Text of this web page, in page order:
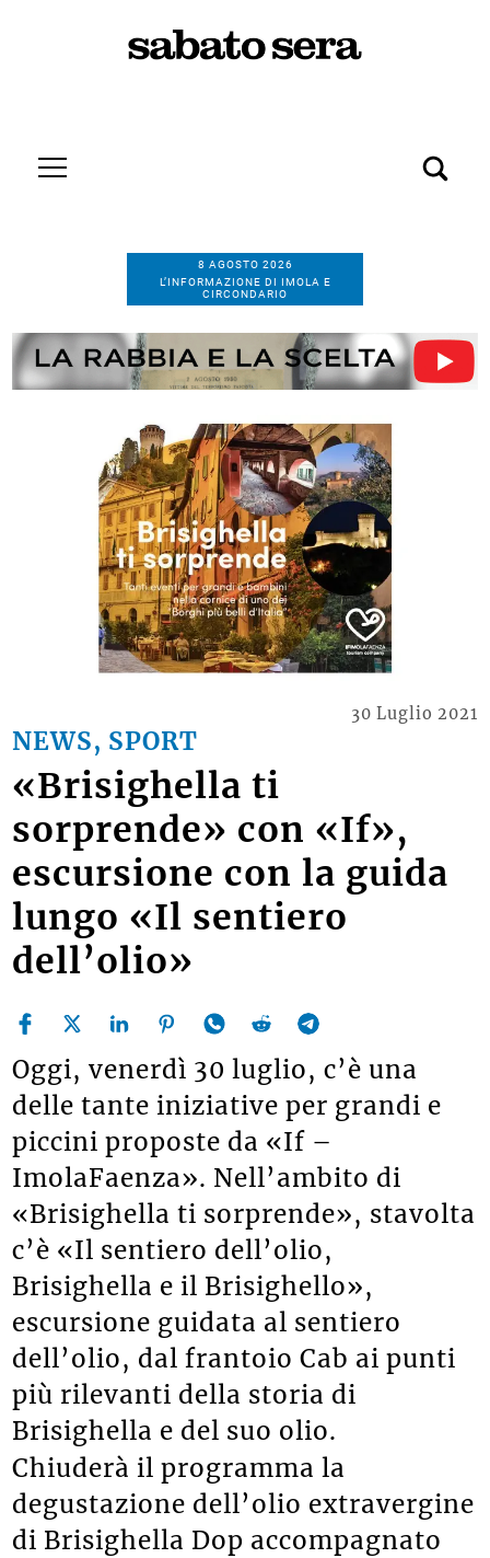
8 AGOSTO 2026
L’INFORMAZIONE DI IMOLA E
CIRCONDARIO
NEWS, SPORT
30 Luglio 2021
«Brisighella ti
sorprende» con «If»,
escursione con la guida
lungo «Il sentiero
dell’olio»
Oggi, venerdì 30 luglio, c’è una
delle tante iniziative per grandi e
piccini proposte da «If –
ImolaFaenza». Nell’ambito di
«Brisighella ti sorprende», stavolta
c’è «Il sentiero dell’olio,
Brisighella e il Brisighello»,
escursione guidata al sentiero
dell’olio, dal frantoio Cab ai punti
più rilevanti della storia di
Brisighella e del suo olio.
Chiuderà il programma la
degustazione dell’olio extravergine
di Brisighella Dop accompagnato